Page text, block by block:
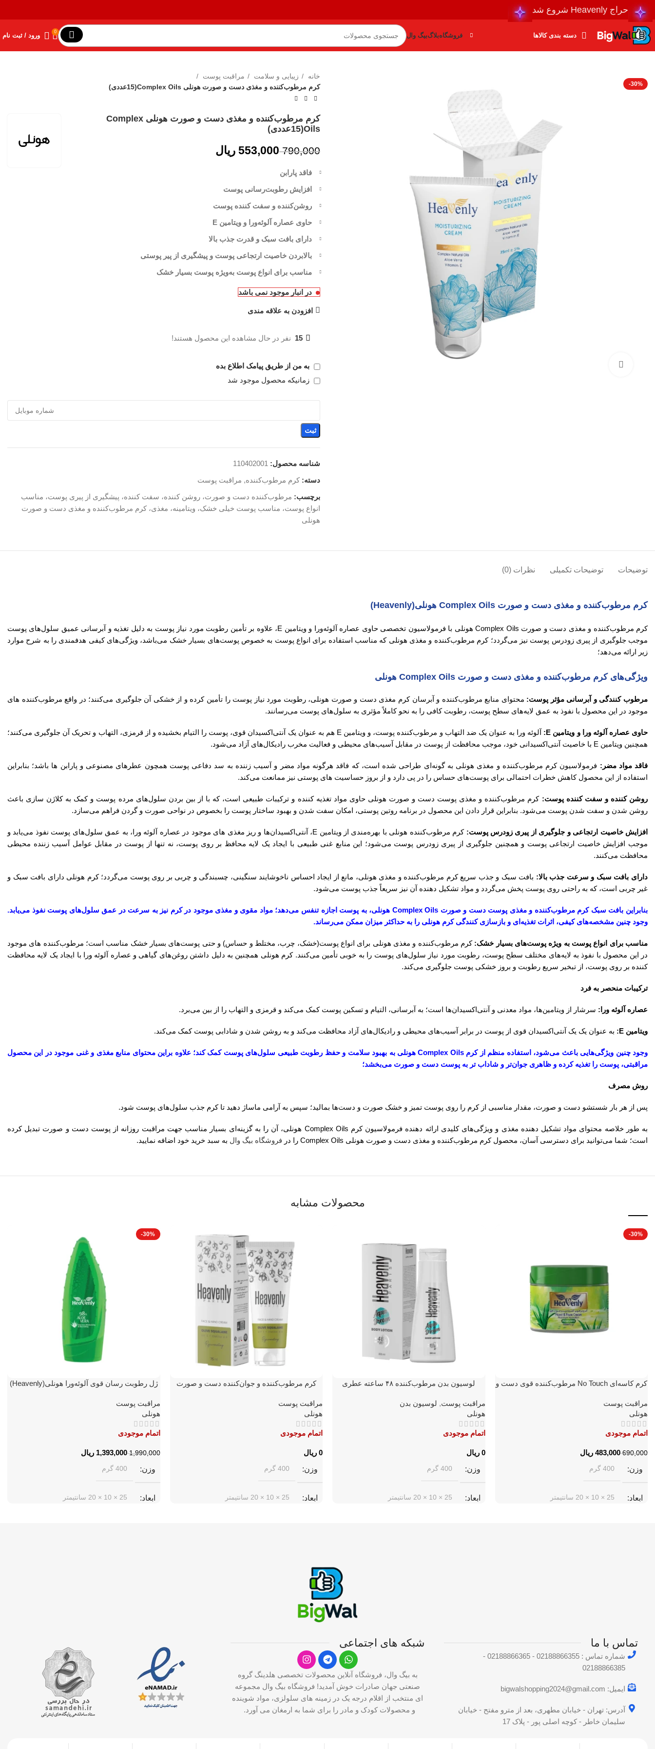
حراج Heavenly شروع شد
دسته بندی کالاها فروشگاهبلاگبیگ وال
0
ورود / ثبت نام
-30%
خانه زیبایی و سلامت
مراقبت پوست
کرم مرطوب‌کننده و مغذی دست و صورت هونلی Complex Oils(15عددی)
کرم مرطوب‌کننده و مغذی دست و صورت هونلی Complex
Oils(15عددی)
790,000
553,000 ریال
فاقد پارابن
افزایش رطوبت‌رسانی پوست
روشن‌کننده و سفت کننده پوست
حاوی عصاره آلوئه‌ورا و ویتامین E
دارای بافت سبک و قدرت جذب بالا
بالابردن خاصیت ارتجاعی پوست و پیشگیری از پیر پوستی
مناسب برای انواع پوست به‌ویژه پوست بسیار خشک
در انبار موجود نمی باشد
افزودن به علاقه مندی
15 نفر در حال مشاهده این محصول هستند!
به من از طریق پیامک اطلاع بده
زمانیکه محصول موجود شد
ثبت
شناسه محصول: 110402001
دسته: کرم مرطوب‌کننده, مراقبت پوست
برچسب: مرطوب‌کننده دست و صورت، روشن کننده، سفت کننده، پیشگیری از پیری پوست، مناسب
انواع پوست، مناسب پوست خیلی خشک، ویتامینه، مغذی، کرم مرطوب‌کننده و مغذی دست و صورت
هونلی
توضیحات توضیحات تکمیلی نظرات (0)
کرم مرطوب‌کننده و مغذی دست و صورت Complex Oils هونلی(Heavenly)
کرم مرطوب‌کننده و مغذی دست و صورت Complex Oils هونلی با فرمولاسیون تخصصی حاوی عصاره آلوئه‌ورا و ویتامین E، علاوه بر تأمین رطوبت مورد نیاز پوست به دلیل تغذیه و آبرسانی عمیق سلول‌های پوست
موجب جلوگیری از پیری زودرس پوست نیز می‌گردد؛ کرم مرطوب‌کننده و مغذی هونلی که مناسب استفاده برای انواع پوست به خصوص پوست‌های بسیار خشک می‌باشد، ویژگی‌های کیفی هدفمندی را به شرح موارد
زیر ارائه می‌دهد؛
ویژگی‌های کرم مرطوب‌کننده و مغذی دست و صورت Complex Oils هونلی
مرطوب کنندگی و آبرسانی مؤثر پوست: محتوای منابع مرطوب‌کننده و آبرسان کرم مغذی دست و صورت هونلی، رطوبت مورد نیاز پوست را تأمین کرده و از خشکی آن جلوگیری می‌کنند؛ در واقع مرطوب‌کننده های
موجود در این محصول با نفوذ به عمق لایه‌های سطح پوست، رطوبت کافی را به نحو کاملاً مؤثری به سلول‌های پوست می‌رسانند.
حاوی عصاره آلوئه ورا و ویتامین E:
آلوئه ورا به عنوان یک ضد التهاب و مرطوب‌کننده پوست، و ویتامین E هم به عنوان یک آنتی‌اکسیدان قوی، پوست را التیام بخشیده و از قرمزی، التهاب و تحریک آن جلوگیری می‌کنند؛
همچنین ویتامین E با خاصیت آنتی‌اکسیدانی خود، موجب محافظت از پوست در مقابل آسیب‌های محیطی و فعالیت مخرب رادیکال‌های آزاد می‌شود.
فاقد مواد مضر: فرمولاسیون کرم مرطوب‌کننده و مغذی هونلی به گونه‌ای طراحی شده است، که فاقد هرگونه مواد مضر و آسیب زننده به سد دفاعی پوست همچون عطرهای مصنوعی و پارابن ها باشد؛ بنابراین
استفاده از این محصول کاهش خطرات احتمالی برای پوست‌های حساس را در پی دارد و از بروز حساسیت های پوستی نیز ممانعت می‌کند.
روشن کننده و سفت کننده پوست: کرم مرطوب‌کننده و مغذی پوست دست و صورت هونلی حاوی مواد تغذیه کننده و ترکیبات طبیعی است، که با از بین بردن سلول‌های مرده پوست و کمک به کلاژن سازی باعث
روشن شدن و سفت شدن پوست می‌شود. بنابراین قرار دادن این محصول در برنامه روتین پوستی، امکان سفت شدن و بهبود ساختار پوست را بخصوص در نواحی صورت و گردن فراهم می‌سازد.
افزایش خاصیت ارتجاعی و جلوگیری از پیری زودرس پوست:
کرم مرطوب‌کننده هونلی با بهره‌مندی از ویتامین E، آنتی‌اکسیدان‌ها و ریز مغذی های موجود در عصاره آلوئه ورا، به عمق سلول‌های پوست نفوذ می‌یابد و
موجب افزایش خاصیت ارتجاعی پوست و همچنین جلوگیری از پیری زودرس پوست می‌شود؛ این منابع غنی طبیعی با ایجاد یک لایه محافظ بر روی پوست، نه تنها از پوست در مقابل عوامل آسیب زننده محیطی
محافظت می‌کنند.
دارای بافت سبک و سرعت جذب بالا: بافت سبک و جذب سریع کرم مرطوب‌کننده و مغذی هونلی، مانع از ایجاد احساس ناخوشایند سنگینی، چسبندگی و چربی بر روی پوست می‌گردد؛ کرم هونلی دارای بافت سبک و
غیر چربی است، که به راحتی روی پوست پخش می‌گردد و مواد تشکیل دهنده آن نیز سریعاً جذب پوست می‌شود.
بنابراین بافت سبک کرم مرطوب‌کننده و مغذی پوست دست و صورت Complex Oils هونلی، به پوست اجازه تنفس می‌دهد؛ مواد مقوی و مغذی موجود در کرم نیز به سرعت در عمق سلول‌های پوست نفوذ می‌یابد.
وجود چنین مشخصه‌های کیفی، اثرات تغذیه‌ای و بازسازی کنندگی کرم هونلی را به حداکثر میزان ممکن می‌رساند.
مناسب برای انواع پوست به ویژه پوست‌های بسیار خشک: کرم مرطوب‌کننده و مغذی هونلی برای انواع پوست(خشک، چرب، مختلط و حساس) و حتی پوست‌های بسیار خشک مناسب است؛ مرطوب‌کننده های موجود
در این محصول با نفوذ به لایه‌های مختلف سطح پوست، رطوبت مورد نیاز سلول‌های پوست را به خوبی تأمین می‌کنند. کرم هونلی همچنین به دلیل داشتن روغن‌های گیاهی و عصاره آلوئه ورا با ایجاد یک لایه محافظت
کننده بر روی پوست، از تبخیر سریع رطوبت و بروز خشکی پوست جلوگیری می‌کند.
ترکیبات منحصر به فرد
عصاره آلوئه‌ ورا: سرشار از ویتامین‌ها، مواد معدنی و آنتی‌اکسیدان‌ها است؛ به آبرسانی، التیام و تسکین پوست کمک می‌کند و قرمزی و التهاب را از بین می‌برد.
ویتامین E: به عنوان یک یک آنتی‌اکسیدان قوی از پوست در برابر آسیب‌های محیطی و رادیکال‌های آزاد محافظت می‌کند و به روشن شدن و شادابی پوست کمک می‌کند.
وجود چنین ویژگی‌هایی باعث می‌شود، استفاده منظم از کرم Complex Oils هونلی به بهبود سلامت و حفظ رطوبت طبیعی سلول‌های پوست کمک کند؛ علاوه براین محتوای منابع مغذی و غنی موجود در این محصول
مراقبتی، پوست را تغذیه کرده و ظاهری جوان‌تر و شاداب تر به پوست دست و صورت می‌بخشد؛
روش مصرف
پس از هر بار شستشو دست و صورت، مقدار مناسبی از کرم را روی پوست تمیز و خشک صورت و دست‌ها بمالید؛ سپس به آرامی ماساژ دهید تا کرم جذب سلول‌های پوست شود.
به طور خلاصه محتوای مواد تشکیل دهنده مغذی و ویژگی‌های کلیدی ارائه دهنده فرمولاسیون کرم Complex Oils هونلی، آن را به گزینه‌ای بسیار مناسب جهت مراقبت روزانه از پوست دست و صورت تبدیل کرده
است؛ شما می‌توانید برای دسترسی آسان، محصول کرم مرطوب‌کننده و مغذی دست و صورت هونلی Complex Oils را در
فروشگاه بیگ وال به سبد خرید خود اضافه نمایید.
محصولات مشابه
-30%
کرم کاسه‌ای No Touch مرطوب‌کننده قوی دست و
مراقبت پوست
هونلی
اتمام موجودی
690,000
483,000 ریال
وزن
400 گرم
ابعاد 25 × 10 × 20 سانتیمتر
لوسیون بدن مرطوب‌کننده ۴۸ ساعته عطری
مراقبت پوست, لوسیون بدن
هونلی
اتمام موجودی
ریال
وزن
400 گرم
ابعاد 25 × 10 × 20 سانتیمتر
کرم مرطوب‌کننده و جوان‌کننده دست و صورت
مراقبت پوست
هونلی
اتمام موجودی
ریال
وزن
400 گرم
ابعاد 25 × 10 × 20 سانتیمتر
-30%
ژل رطوبت رسان قوی آلوئه‌ورا هونلی(Heavenly)
مراقبت پوست
هونلی
اتمام موجودی
1,990,000
1,393,000 ریال
وزن
400 گرم
ابعاد 25 × 10 × 20 سانتیمتر
تماس با ما
شماره تماس : 02188866355 - 02188866365 -
02188866385
ایمیل: bigwalshopping2024@gmail.com
آدرس: تهران - خیابان مطهری، بعد از مترو مفتح - خیابان
سلیمان خاطر - کوچه اصلی پور - پلاک 17
شبکه های اجتماعی
به بیگ وال، فروشگاه آنلاین محصولات تخصصی هلدینگ گروه
صنعتی جهان صادرات خوش آمدید! فروشگاه بیگ وال مجموعه
ای منتخب از اقلام درجه یک در زمینه های سلولزی، مواد شوینده
و محصولات کودک و مادر را برای شما به ارمغان می آورد.